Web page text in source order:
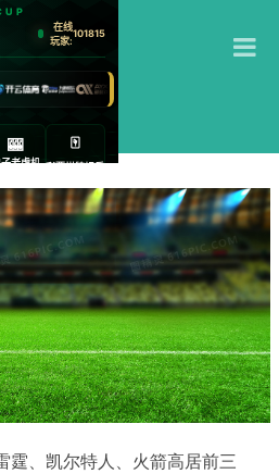
育
霆、凯尔特人、火箭高居前三